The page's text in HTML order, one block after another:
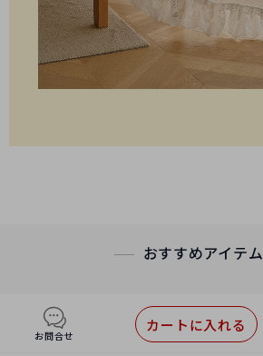
おすすめアイテム
お問合せ
カートに入れる